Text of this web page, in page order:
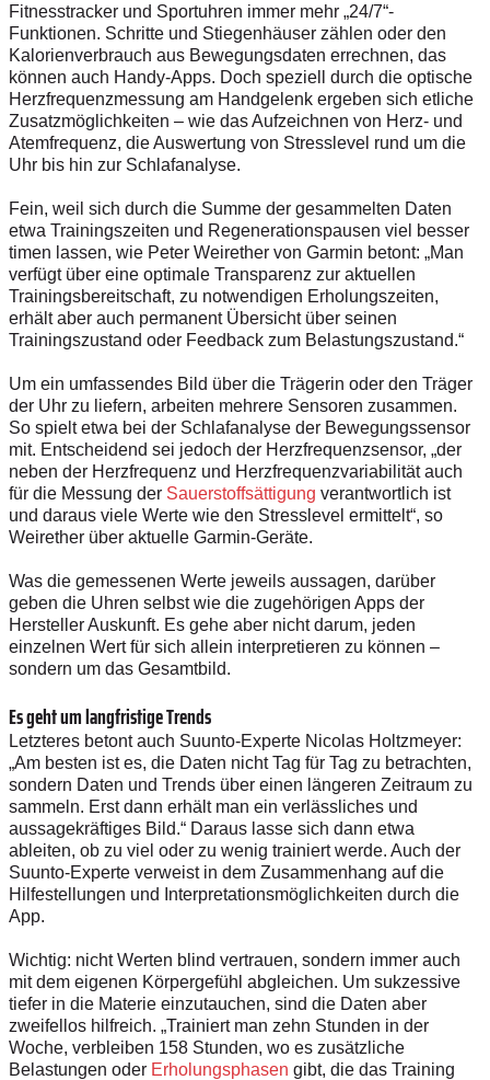
Fitnesstracker und Sportuhren immer mehr „24/7“-
Funktionen. Schritte und Stiegenhäuser zählen oder den
Kalorienverbrauch aus Bewegungsdaten errechnen, das
können auch Handy-Apps. Doch speziell durch die optische
Herzfrequenzmessung am Handgelenk ergeben sich etliche
Zusatzmöglichkeiten – wie das Aufzeichnen von Herz- und
Atemfrequenz, die Auswertung von Stresslevel rund um die
Uhr bis hin zur Schlafanalyse.
Fein, weil sich durch die Summe der gesammelten Daten
etwa Trainingszeiten und Regenerationspausen viel besser
timen lassen, wie Peter Weirether von Garmin betont: „Man
verfügt über eine optimale Transparenz zur aktuellen
Trainingsbereitschaft, zu notwendigen Erholungszeiten,
erhält aber auch permanent Übersicht über seinen
Trainingszustand oder Feedback zum Belastungszustand.“
Um ein umfassendes Bild über die Trägerin oder den Träger
der Uhr zu liefern, arbeiten mehrere Sensoren zusammen.
So spielt etwa bei der Schlafanalyse der Bewegungssensor
mit. Entscheidend sei jedoch der Herzfrequenzsensor, „der
neben der Herzfrequenz und Herzfrequenzvariabilität auch
für die Messung der Sauerstoffsättigung verantwortlich ist
und daraus viele Werte wie den Stresslevel ermittelt“, so
Weirether über aktuelle Garmin-Geräte.
Was die gemessenen Werte jeweils aussagen, darüber
geben die Uhren selbst wie die zugehörigen Apps der
Hersteller Auskunft. Es gehe aber nicht darum, jeden
einzelnen Wert für sich allein interpretieren zu können –
sondern um das Gesamtbild.
Es geht um langfristige Trends
Letzteres betont auch Suunto-Experte Nicolas Holtzmeyer:
„Am besten ist es, die Daten nicht Tag für Tag zu betrachten,
sondern Daten und Trends über einen längeren Zeitraum zu
sammeln. Erst dann erhält man ein verlässliches und
aussagekräftiges Bild.“ Daraus lasse sich dann etwa
ableiten, ob zu viel oder zu wenig trainiert werde. Auch der
Suunto-Experte verweist in dem Zusammenhang auf die
Hilfestellungen und Interpretationsmöglichkeiten durch die
App.
Wichtig: nicht Werten blind vertrauen, sondern immer auch
mit dem eigenen Körpergefühl abgleichen. Um sukzessive
tiefer in die Materie einzutauchen, sind die Daten aber
zweifellos hilfreich. „Trainiert man zehn Stunden in der
Woche, verbleiben 158 Stunden, wo es zusätzliche
Belastungen oder Erholungsphasen gibt, die das Training